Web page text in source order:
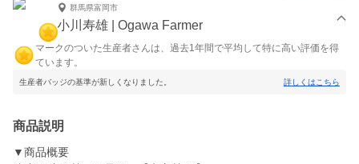
群馬県富岡市
小川寿雄 | Ogawa Farmer
マークのついた生産者さんは、過去1年間で平均して特に高い評価を得
ています。
生産者バッジの基準が新しくなりました。 詳しくはこちら
商品説明
▼商品概要